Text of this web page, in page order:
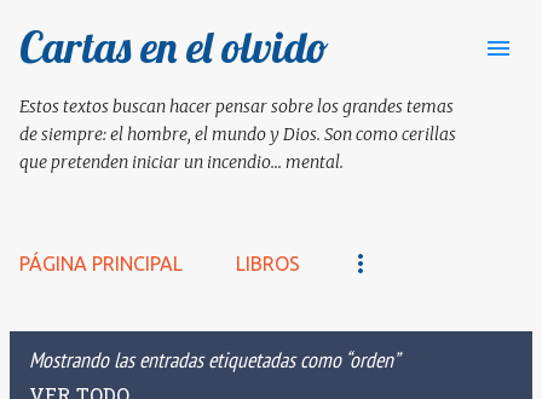
Ir al contenido principal
Cartas en el olvido
Estos textos buscan hacer pensar sobre los grandes temas
de siempre: el hombre, el mundo y Dios. Son como cerillas
que pretenden iniciar un incendio... mental.
PÁGINA PRINCIPAL LIBROS
Mostrando las entradas etiquetadas como orden